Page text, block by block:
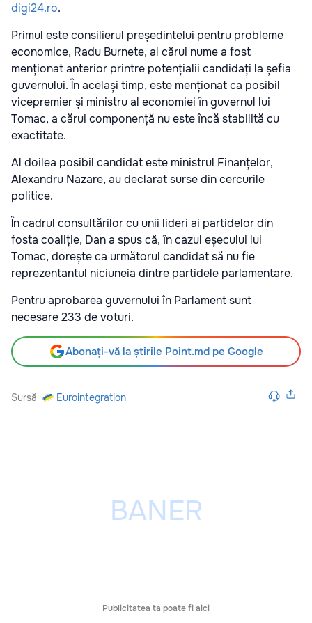
digi24.ro.
Primul este consilierul președintelui pentru probleme
economice, Radu Burnete, al cărui nume a fost
menționat anterior printre potențialii candidați la șefia
guvernului. În același timp, este menționat ca posibil
vicepremier și ministru al economiei în guvernul lui
Tomac, a cărui componență nu este încă stabilită cu
exactitate.
Al doilea posibil candidat este ministrul Finanțelor,
Alexandru Nazare, au declarat surse din cercurile
politice.
În cadrul consultărilor cu unii lideri ai partidelor din
fosta coaliție, Dan a spus că, în cazul eșecului lui
Tomac, dorește ca următorul candidat să nu fie
reprezentantul niciuneia dintre partidele parlamentare.
Pentru aprobarea guvernului în Parlament sunt
necesare 233 de voturi.
Abonați-vă la știrile Point.md pe Google
Sursă Eurointegration
Publicitatea ta poate fi aici